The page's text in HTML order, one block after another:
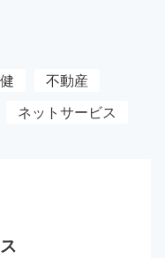
不動産
ネットサービス